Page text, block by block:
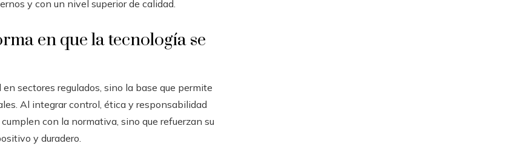
y con un nivel superior de calidad.
en que la tecnología se
sectores regulados, sino la base que permite
Al integrar control, ética y responsabilidad
con la normativa, sino que refuerzan su
y duradero.